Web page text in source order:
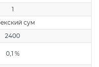
1
сум
2400
0,1 %